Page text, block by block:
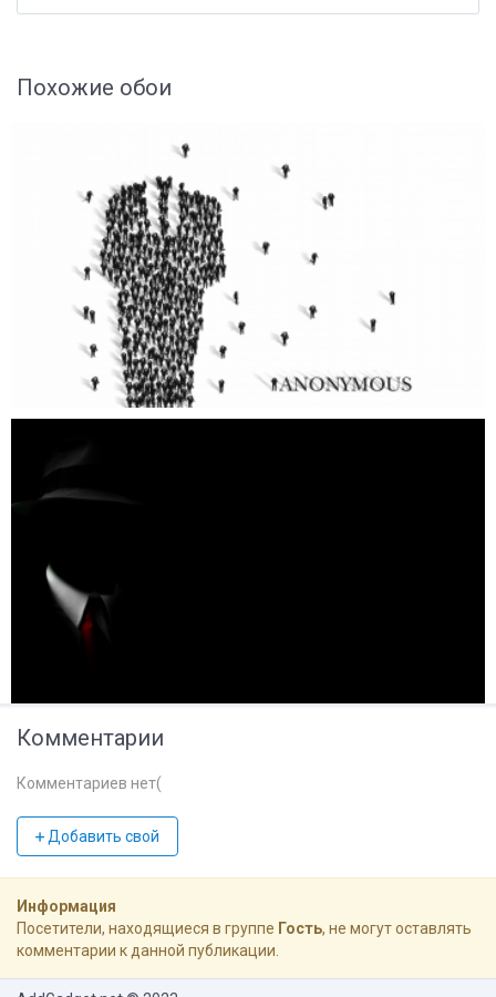
Похожие обои
Комментарии
Комментариев нет(
Добавить свой
Информация
Посетители, находящиеся в группе Гость, не могут оставлять
комментарии к данной публикации.